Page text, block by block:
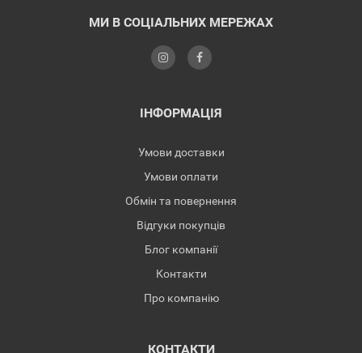
МИ В СОЦІАЛЬНИХ МЕРЕЖАХ
ІНФОРМАЦІЯ
Умови доставки
Умови оплати
Обмін та повернення
Відгуки покупців
Блог компанії
Контакти
Про компанію
КОНТАКТИ